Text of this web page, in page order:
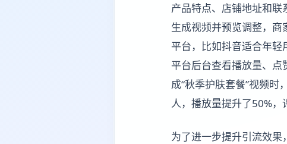
产品特点、店铺地址和联
生成视频并预览调整，
平台，比如抖音适合年
平台后台查看播放量、
成“秋季护肤套餐”视频
人，播放量提升了50%，
为了进一步提升引流效